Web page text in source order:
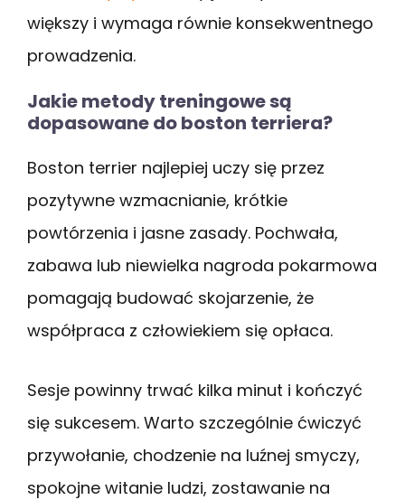
większy i wymaga równie konsekwentnego
prowadzenia.
Jakie metody treningowe są
dopasowane do boston terriera?
Boston terrier najlepiej uczy się przez
pozytywne wzmacnianie, krótkie
powtórzenia i jasne zasady. Pochwała,
zabawa lub niewielka nagroda pokarmowa
pomagają budować skojarzenie, że
współpraca z człowiekiem się opłaca.
Sesje powinny trwać kilka minut i kończyć
się sukcesem. Warto szczególnie ćwiczyć
przywołanie, chodzenie na luźnej smyczy,
spokojne witanie ludzi, zostawanie na